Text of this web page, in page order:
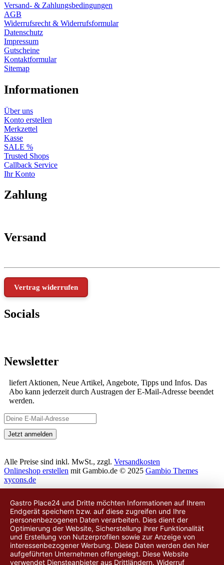
Versand- & Zahlungsbedingungen
AGB
Widerrufsrecht & Widerrufsformular
Datenschutz
Impressum
Gutscheine
Kontaktformular
Sitemap
Informationen
Über uns
Konto erstellen
Merkzettel
Kasse
SALE %
Trusted Shops
Callback Service
Ihr Konto
Zahlung
Versand
Vertrag widerrufen
Socials
Newsletter
liefert Aktionen, Neue Artikel, Angebote, Tipps und Infos. Das
Abo kann jederzeit durch Austragen der E-Mail-Adresse beendet
werden.
Alle Preise sind inkl. MwSt., zzgl. Versandkosten
Onlineshop erstellen mit Gambio.de © 2025 Gambio Themes
xycons.de
Gastro Place24 und Dritte möchten Informationen auf Ihrem
Endgerät speichern bzw. auf diese zugreifen und Ihre
personenbezogenen Daten verarbeiten. Dies dient der
Optimierung der Website, Sicherstellung ihrer Funktionalität
und Erstellung von Nutzerprofilen sowie zur Anzeige von
interessenbezogener Werbung. Diese Daten werden den hier
aufgeführten Unternehmen offengelegt. Diese Website
verwendet Diensteanbieter aus Drittländern. Widerruf